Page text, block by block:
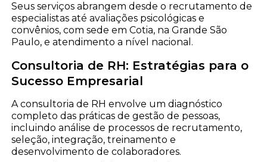
Seus serviços abrangem desde o recrutamento de
especialistas até avaliações psicológicas e
convênios, com sede em Cotia, na Grande São
Paulo, e atendimento a nível nacional.
Consultoria de RH: Estratégias para o
Sucesso Empresarial
A consultoria de RH envolve um diagnóstico
completo das práticas de gestão de pessoas,
incluindo análise de processos de recrutamento,
seleção, integração, treinamento e
desenvolvimento de colaboradores.